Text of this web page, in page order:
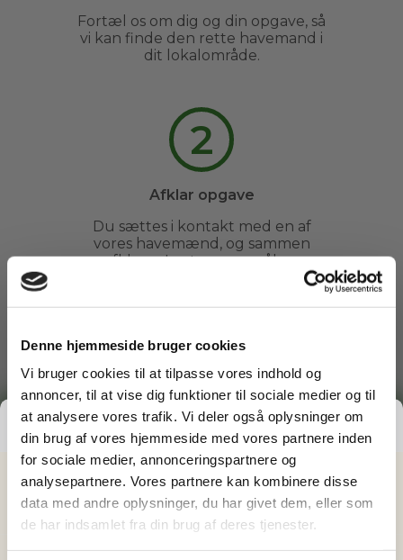
Denne hjemmeside bruger cookies
Vi bruger cookies til at tilpasse vores indhold og
annoncer, til at vise dig funktioner til sociale medier og til
at analysere vores trafik. Vi deler også oplysninger om
din brug af vores hjemmeside med vores partnere inden
for sociale medier, annonceringspartnere og
analysepartnere. Vores partnere kan kombinere disse
data med andre oplysninger, du har givet dem, eller som
de har indsamlet fra din brug af deres tjenester.
Fortæl os om dig og din opgave, så
vi kan finde den rette havemand i
dit lokalområde.
2
Afklar opgave
Du sættes i kontakt med en af
vores havemænd, og sammen
afklarer I evt. spørgsmål og
3
Arbejdet udføres
Du kan slappe af, mens din
havemand ordner din have. Du
behøver ikke engang være
hjemme.
GRATIS PRISESTIMAT
Hvad koster detegentligat få
hjælp i haven?
Få vores prisguide med faste timepriser, eksempler